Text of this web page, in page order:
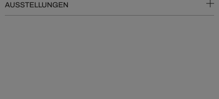
AUSSTELLUNGEN